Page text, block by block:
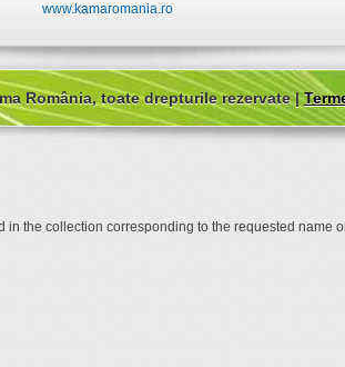
www.kamaromania.ro
România, toate drepturile rezervate |
in the collection corresponding to the requested name